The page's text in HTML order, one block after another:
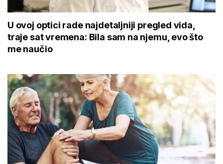
U ovoj optici rade najdetaljniji pregled vida,
traje sat vremena: Bila sam na njemu, evo što
me naučio